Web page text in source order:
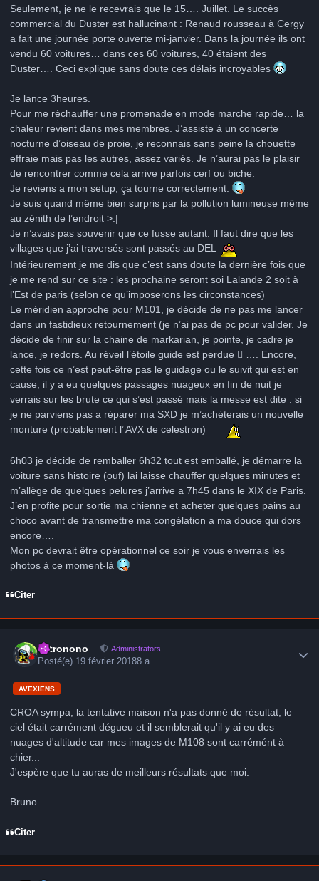
Seulement, je ne le recevrais que le 15…. Juillet. Le succès
commercial du Duster est hallucinant : Renaud rousseau à Cergy
a fait une journée porte ouverte mi-janvier. Dans la journée ils ont
vendu 60 voitures… dans ces 60 voitures, 40 étaient des
Duster…. Ceci explique sans doute ces délais incroyables
Je lance 3heures.
Pour me réchauffer une promenade en mode marche rapide… la
chaleur revient dans mes membres. J’assiste à un concerte
nocturne d’oiseau de proie, je reconnais sans peine la chouette
effraie mais pas les autres, assez variés. Je n’aurai pas le plaisir
de rencontrer comme cela arrive parfois cerf ou biche.
Je reviens a mon setup, ça tourne correctement.
Je suis quand même bien surpris par la pollution lumineuse même
au zénith de l’endroit >:|
Je n’avais pas souvenir que ce fusse autant. Il faut dire que les
villages que j’ai traversés sont passés au DEL
Intérieurement je me dis que c’est sans doute la dernière fois que
je me rend sur ce site : les prochaine seront soi Lalande 2 soit à
l’Est de paris (selon ce qu’imposerons les circonstances)
Le méridien approche pour M101, je décide de ne pas me lancer
dans un fastidieux retournement (je n’ai pas de pc pour valider. Je
décide de finir sur la chaine de markarian, je pointe, je cadre je
lance, je redors. Au réveil l’étoile guide est perdue  …. Encore,
cette fois ce n’est peut-être pas le guidage ou le suivit qui est en
cause, il y a eu quelques passages nuageux en fin de nuit je
verrais sur les brute ce qui s’est passé mais la messe est dite : si
je ne parviens pas a réparer ma SXD je m’achèterais un nouvelle
monture (probablement l’ AVX de celestron)
6h03 je décide de remballer 6h32 tout est emballé, je démarre la
voiture sans histoire (ouf) lai laisse chauffer quelques minutes et
m’allège de quelques pelures j’arrive a 7h45 dans le XIX de Paris.
J’en profite pour sortie ma chienne et acheter quelques pains au
choco avant de transmettre ma congélation a ma douce qui dors
encore….
Mon pc devrait être opérationnel ce soir je vous enverrais les
photos à ce moment-là
Citer
astronono Administrators
Posté(e) 19 février 20188 a
AVEXIENS
CROA sympa, la tentative maison n'a pas donné de résultat, le
ciel était carrément dégueu et il semblerait qu'il y ai eu des
nuages d'altitude car mes images de M108 sont carrémént à
chier...
J'espère que tu auras de meilleurs résultats que moi.
Bruno
Citer